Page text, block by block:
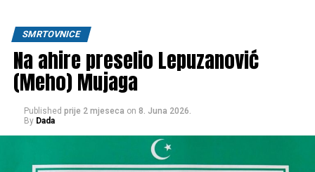
SMRTOVNICE
Na ahire preselio Lepuzanović
(Meho) Mujaga
Published prije 2 mjeseca on 8. Juna 2026.
By Dada